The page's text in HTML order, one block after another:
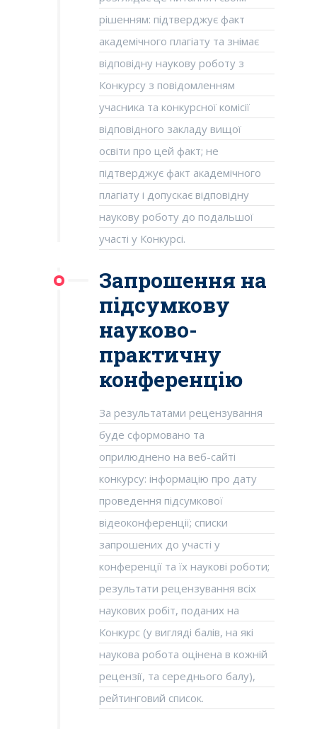
рішенням: підтверджує факт
академічного плагіату та знімає
відповідну наукову роботу з
Конкурсу з повідомленням
учасника та конкурсної комісії
відповідного закладу вищої
освіти про цей факт; не
підтверджує факт академічного
плагіату і допускає відповідну
наукову роботу до подальшої
участі у Конкурсі.
Запрошення на
підсумкову
науково-
практичну
конференцію
За результатами рецензування
буде сформовано та
оприлюднено на веб-сайті
конкурсу: інформацію про дату
проведення підсумкової
відеоконференції; списки
запрошених до участі у
конференції та їх наукові роботи;
результати рецензування всіх
наукових робіт, поданих на
Конкурс (у вигляді балів, на які
наукова робота оцінена в кожній
рецензії, та середнього балу),
рейтинговий список.